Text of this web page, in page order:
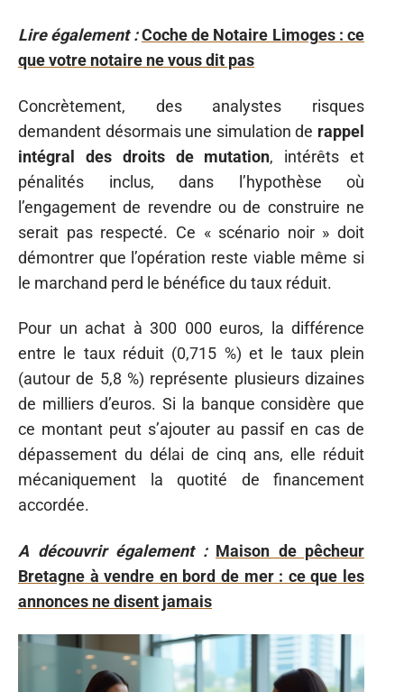
Lire également : Coche de Notaire Limoges : ce
que votre notaire ne vous dit pas
Concrètement, des analystes risques
demandent désormais une simulation de rappel
intégral des droits de mutation, intérêts et
pénalités inclus, dans l’hypothèse où
l’engagement de revendre ou de construire ne
serait pas respecté. Ce « scénario noir » doit
démontrer que l’opération reste viable même si
le marchand perd le bénéfice du taux réduit.
Pour un achat à 300 000 euros, la différence
entre le taux réduit (0,715 %) et le taux plein
(autour de 5,8 %) représente plusieurs dizaines
de milliers d’euros. Si la banque considère que
ce montant peut s’ajouter au passif en cas de
dépassement du délai de cinq ans, elle réduit
mécaniquement la quotité de financement
accordée.
A découvrir également : Maison de pêcheur
Bretagne à vendre en bord de mer : ce que les
annonces ne disent jamais